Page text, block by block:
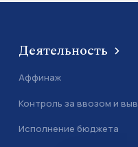
Деятельность
Аффинаж
Контроль за ввозом и
Исполнение бюджета